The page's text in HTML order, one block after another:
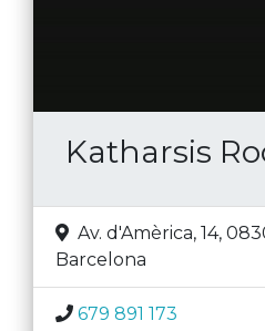
Katharsis
Av. d'Amèrica, 14,
Barcelona
679 891 173